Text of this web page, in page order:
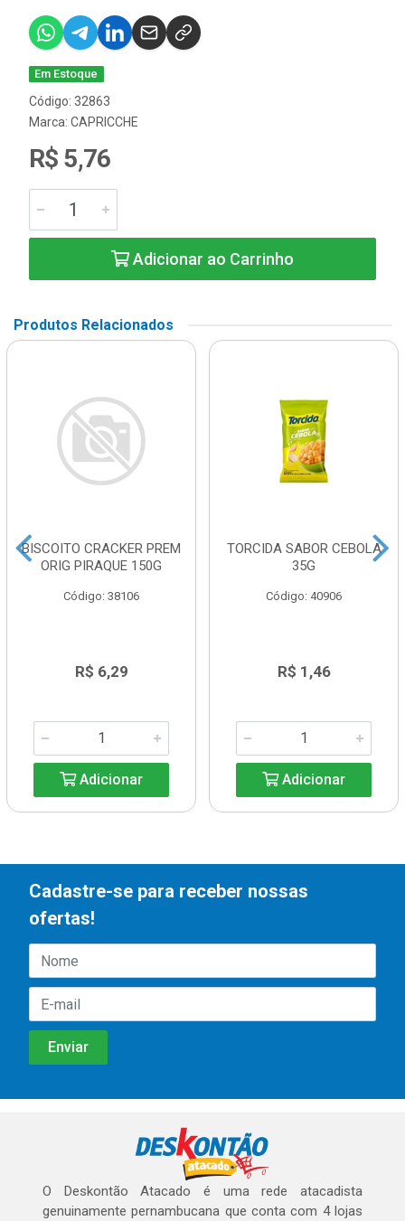
Em Estoque
Código: 32863
Marca: CAPRICCHE
R$ 5,76
Adicionar ao Carrinho
Produtos Relacionados
BISCOITO CRACKER PREM
ORIG PIRAQUE 150G
Código: 38106
R$ 6,29
Adicionar
TORCIDA SABOR CEBOLA
35G
Código: 40906
R$ 1,46
Adicionar
Cadastre-se para receber nossas
ofertas!
O Deskontão Atacado é uma rede atacadista
genuinamente pernambucana que conta com 4 lojas